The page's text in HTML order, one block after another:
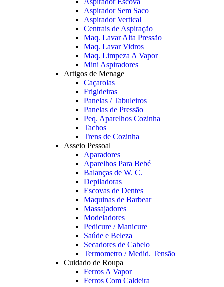
Aspirador Escova
Aspirador Sem Saco
Aspirador Vertical
Centrais de Aspiração
Maq. Lavar Alta Pressão
Maq. Lavar Vidros
Maq. Limpeza A Vapor
Mini Aspiradores
Artigos de Menage
Caçarolas
Frigideiras
Panelas / Tabuleiros
Panelas de Pressão
Peq. Aparelhos Cozinha
Tachos
Trens de Cozinha
Asseio Pessoal
Aparadores
Aparelhos Para Bebé
Balanças de W. C.
Depiladoras
Escovas de Dentes
Maquinas de Barbear
Massajadores
Modeladores
Pedicure / Manicure
Saúde e Beleza
Secadores de Cabelo
Termometro / Medid. Tensão
Cuidado de Roupa
Ferros A Vapor
Ferros Com Caldeira